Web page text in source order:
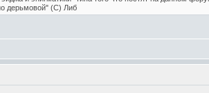
дерьмовой" (С) Либ